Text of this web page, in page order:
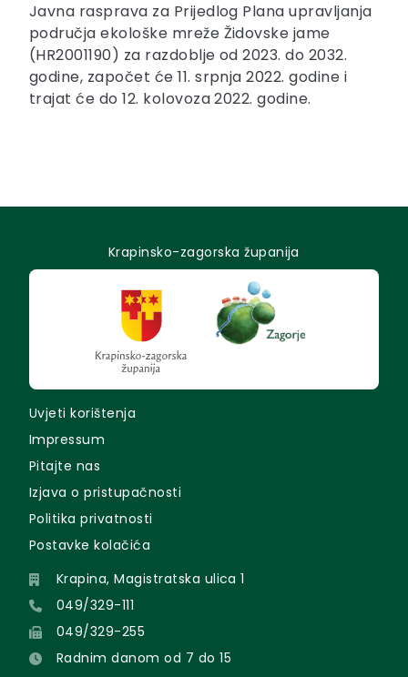
Javna rasprava za Prijedlog Plana upravljanja
područja ekološke mreže Židovske jame
(HR2001190) za razdoblje od 2023. do 2032.
godine, započet će 11. srpnja 2022. godine i
trajat će do 12. kolovoza 2022. godine.
Krapinsko-zagorska županija
Uvjeti korištenja
Impressum
Pitajte nas
Izjava o pristupačnosti
Politika privatnosti
Postavke kolačića
Krapina, Magistratska ulica 1
049/329-111
049/329-255
Radnim danom od 7 do 15